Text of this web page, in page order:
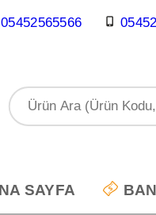
05452565566
SAYFA